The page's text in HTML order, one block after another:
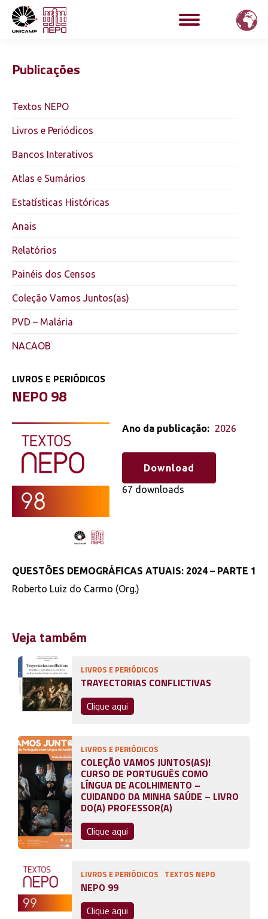
Publicações
Textos NEPO
Livros e Periódicos
Bancos Interativos
Atlas e Sumários
Estatísticas Históricas
Anais
Relatórios
Painéis dos Censos
Coleção Vamos Juntos(as)
PVD – Malária
NACAOB
LIVROS E PERIÓDICOS
NEPO 98
QUESTÕES DEMOGRÁFICAS ATUAIS: 2024 – PARTE 1
Roberto Luiz do Carmo (Org.)
Ano da publicação: 2026
Download
67 downloads
Veja também
LIVROS E PERIÓDICOS
TRAYECTORIAS CONFLICTIVAS
Clique aqui
LIVROS E PERIÓDICOS
COLEÇÃO VAMOS JUNTOS(AS)!
CURSO DE PORTUGUÊS COMO
LÍNGUA DE ACOLHIMENTO –
CUIDANDO DA MINHA SAÚDE – LIVRO
DO(A) PROFESSOR(A)
Clique aqui
LIVROS E PERIÓDICOS TEXTOS NEPO
NEPO 99
Clique aqui